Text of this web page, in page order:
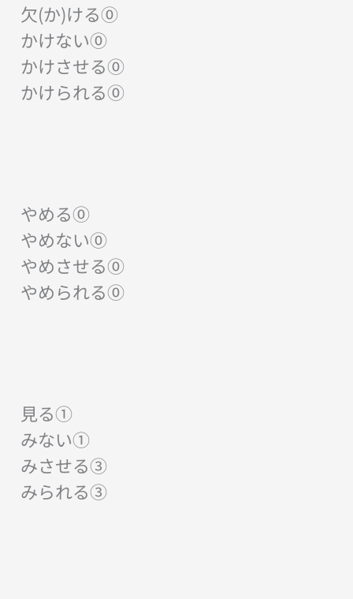
欠(か)ける⓪
かけない⓪
かけさせる⓪
かけられる⓪
やめる⓪
やめない⓪
やめさせる⓪
やめられる⓪
見る①
みない①
みさせる③
みられる③